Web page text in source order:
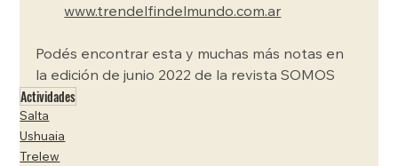
www.trendelfindelmundo.com.ar
Podés encontrar esta y muchas más notas en
la edición de junio 2022 de la revista SOMOS
Actividades
Salta
Ushuaia
Trelew